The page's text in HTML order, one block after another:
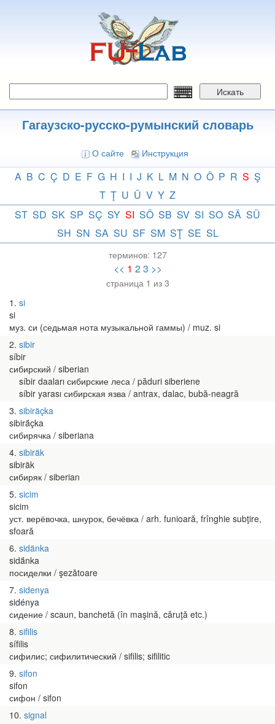
Искать
Гагаузско-русско-румынский словарь
О сайте Инструкция
A B C Ç D E F G H I I J K L M N O Ö P R S Ş
T Ţ U Ü V Y Z
ST SD SK SP SÇ SY SI SÖ SB SV SI SO SÄ SÜ
SH SN SA SU SF SM SŢ SE SL
терминов: 127
<< 1 23 >>
страница 1 из 3
1 si
si
муз. си (седьмая нота музыкальной гаммы) / muz. si
2 sibir
síbir
сибирский / siberian
síbir daaları сибирские леса / păduri siberiene
síbir yarası сибирская язва / antrax, dalac, bubă-neagră
3 sibiräçka
sibirä́çka
сибирячка / siberiana
4 sibiräk
sibiräk
сибиряк / siberian
5 sicim
sicim
уст. верёвочка, шнурок, бечёвка / arh. funioară, frînghie subţire,
sfoară
6 sidänka
sidä́nka
посиделки / şezătoare
7 sidenya
sidénya
сидение / scaun, banchetă (în maşină, căruţă etc.)
8 sifilis
sífilis
сифилис; сифилитический / sifilis; sifilitic
9 sifon
sifon
сифон / sifon
10 signal